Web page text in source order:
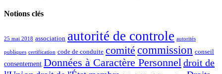
Notions clés
25 mai 2018 association autorité de controle autorités
publiques certification code de conduite comité commission conseil
consentement Données à Caractère Personneldroit de